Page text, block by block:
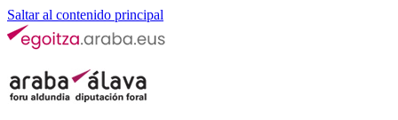
Saltar al contenido principal